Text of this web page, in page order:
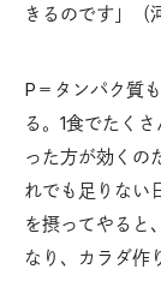
きるのです」（
P＝タンパク質
る。1食でたく
った方が効くの
れでも足りない
を摂ってやると
なり、カラダ作